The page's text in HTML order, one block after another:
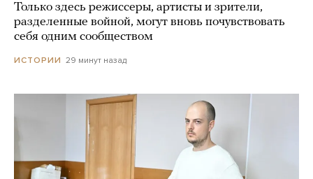
Только здесь режиссеры, артисты и зрители,
разделенные войной, могут вновь почувствовать
себя одним сообществом
ИСТОРИИ 29 минут назад